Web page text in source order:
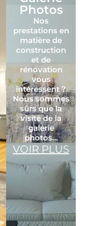
Photos
Nos
prestations en
matière de
construction
et de
rénovation
vous
intéressent ?
Nous sommes
sûrs que la
visite de la
galerie
photos…
VOIR PLUS